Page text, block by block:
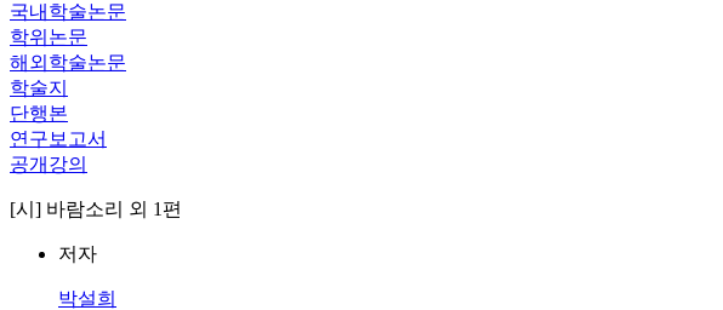
국내학술논문
학위논문
해외학술논문
학술지
단행본
연구보고서
공개강의
[시] 바람소리 외 1편
저자
박설희